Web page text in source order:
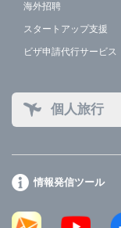
海外招聘
スタートアップ支援
ビザ申請代行サービス
個人旅行
情報発信ツール